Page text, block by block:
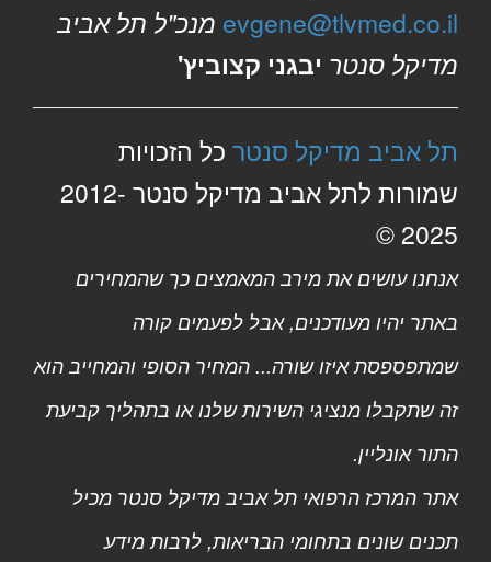
evgene@tlvmed.co.il מנכ"ל תל אביב
מדיקל סנטר יבגני קצוביץ'
תל אביב מדיקל סנטר כל הזכויות
שמורות לתל אביב מדיקל סנטר 2012-
2025 ©
אנחנו עושים את מירב המאמצים כך שהמחירים
באתר יהיו מעודכנים, אבל לפעמים קורה
שמתפספסת איזו שורה... המחיר הסופי והמחייב הוא
זה שתקבלו מנציגי השירות שלנו או בתהליך קביעת
התור אונליין.
אתר המרכז הרפואי תל אביב מדיקל סנטר מכיל
תכנים שונים בתחומי הבריאות, לרבות מידע